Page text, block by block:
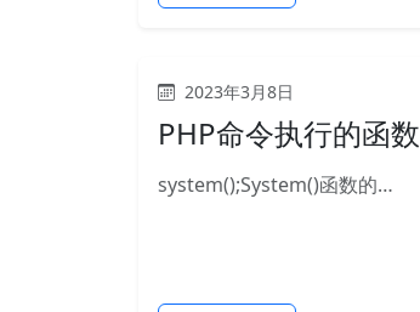
2023年3月8日
PHP命令执行的函数
system();System()函数的…